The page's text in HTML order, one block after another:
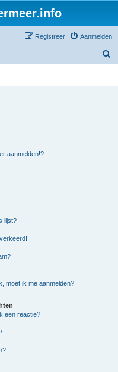
Aanmelden
Registreer
aanmelden!?
lijst?
moet ik me aanmelden?
een reactie?